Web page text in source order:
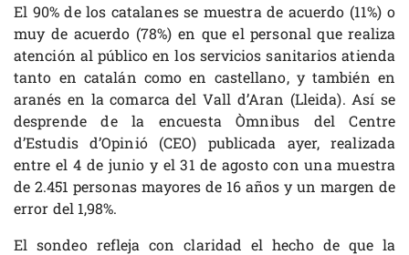
El 90% de los catalanes se muestra de acuerdo (11%) o
muy de acuerdo (78%) en que el personal que realiza
atención al público en los servicios sanitarios atienda
tanto en catalán como en castellano, y también en
aranés en la comarca del Vall d’Aran (Lleida). Así se
desprende de la encuesta Òmnibus del Centre
d’Estudis d’Opinió (CEO) publicada ayer, realizada
entre el 4 de junio y el 31 de agosto con una muestra
de 2.451 personas mayores de 16 años y un margen de
error del 1,98%.
El sondeo refleja con claridad el hecho de que la